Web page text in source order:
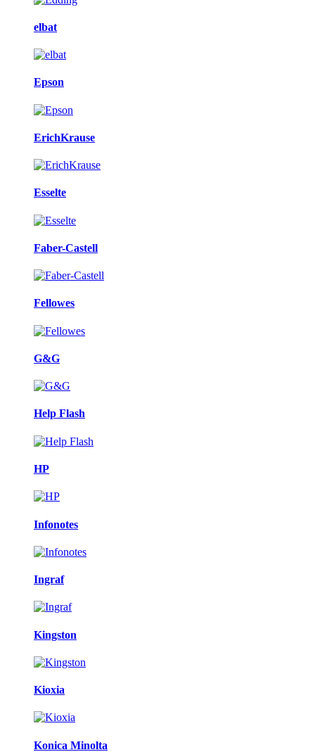
elbat
Epson
ErichKrause
Esselte
Faber-Castell
Fellowes
G&G
Help Flash
HP
Infonotes
Ingraf
Kingston
Kioxia
Konica Minolta